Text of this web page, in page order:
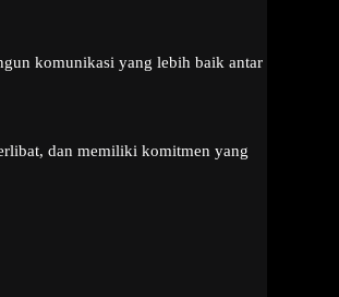
komunikasi yang lebih baik antar
dan memiliki komitmen yang